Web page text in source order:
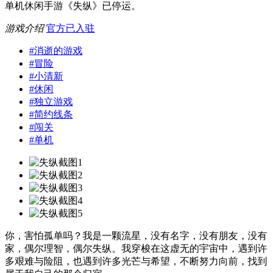
单机休闲手游《失纵》已停运。
游戏介绍 官方已入驻
#消逝的游戏
#冒险
#小清新
#休闲
#独立游戏
#简约线条
#闯关
#单机
你，害怕孤单吗？我是一颗流星，没有名字，没有朋友，没有
家，偶尔理智，偶尔失纵。我穿梭在这虚无的宇宙中，遇到许
多艰难与险阻，也遇到许多光芒与希望，不断努力向前，找到